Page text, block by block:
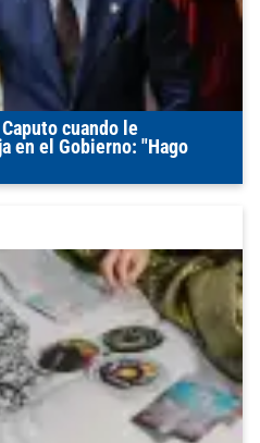
cuando le
en el Gobierno: "Hago